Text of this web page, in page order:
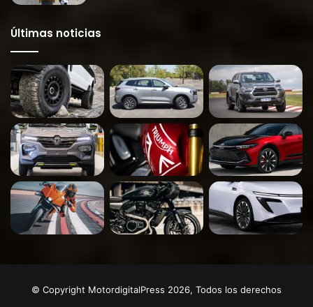
Últimas noticias
© Copyright MotordigitalPress 2026, Todos los derechos